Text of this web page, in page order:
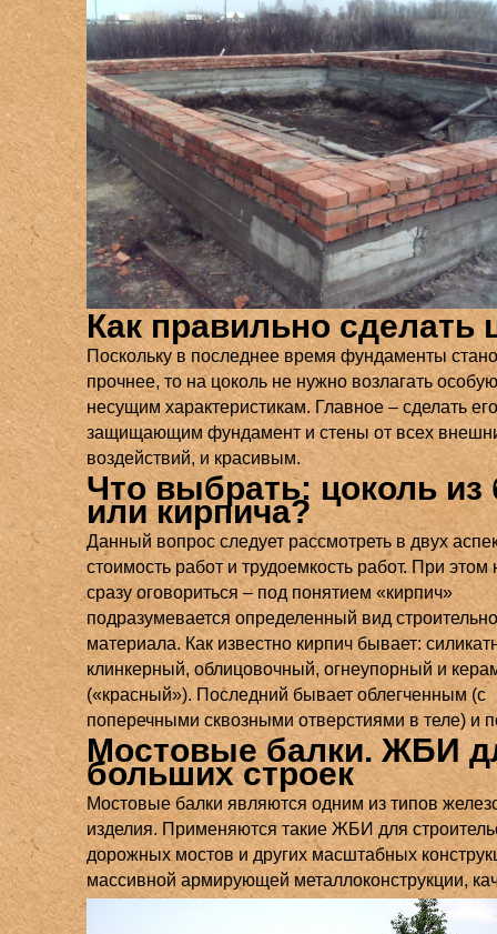
Как правильно сделать
Поскольку в последнее время фундаменты
прочнее, то на цоколь не нужно возлагать
несущим характеристикам. Главное – сделать
защищающим фундамент и стены от всех
воздействий, и красивым.
Что выбрать: цоколь из
или кирпича?
Данный вопрос следует рассмотреть в двух
стоимость работ и трудоемкость работ. При
сразу оговориться – под понятием «кирпич»
подразумевается определенный вид
материала. Как известно кирпич бывает:
клинкерный, облицовочный, огнеупорный и
(«красный»). Последний бывает облегченным (с
поперечными сквозными отверстиями в теле) и
Мостовые балки. ЖБИ
больших строек
Мостовые балки являются одним из типов
изделия. Применяются такие ЖБИ для
дорожных мостов и других масштабных
массивной армирующей металлоконструкции,